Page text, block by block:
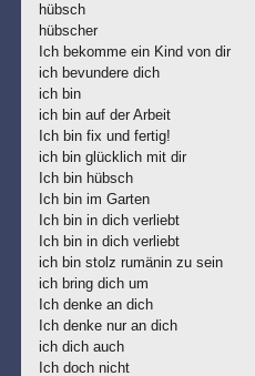
hübsch
hübscher
Ich bekomme ein Kind von dir
ich bevundere dich
ich bin
ich bin auf der Arbeit
Ich bin fix und fertig!
ich bin glücklich mit dir
Ich bin hübsch
Ich bin im Garten
Ich bin in dich verliebt
Ich bin in dich verliebt
ich bin stolz rumänin zu sein
ich bring dich um
Ich denke an dich
Ich denke nur an dich
ich dich auch
Ich doch nicht